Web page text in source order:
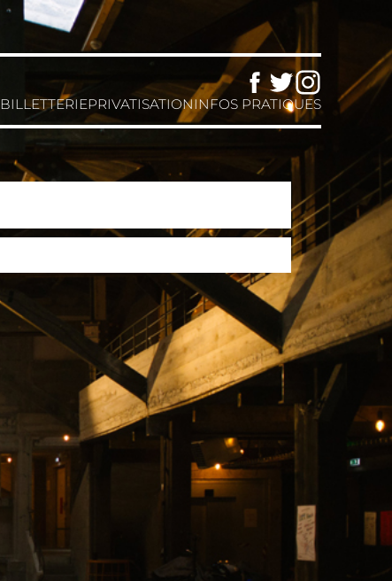
Facebook
TwitterInstagram
BILLETTERIEPRIVATISATIONINFOS PRATIQUES